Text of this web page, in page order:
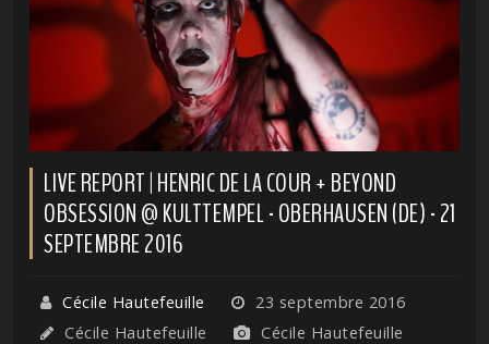
LIVE REPORT | HENRIC DE LA COUR + BEYOND
OBSESSION @ KULTTEMPEL - OBERHAUSEN (DE) - 21
SEPTEMBRE 2016
Cécile Hautefeuille
23 septembre 2016
Cécile Hautefeuille
Cécile Hautefeuille